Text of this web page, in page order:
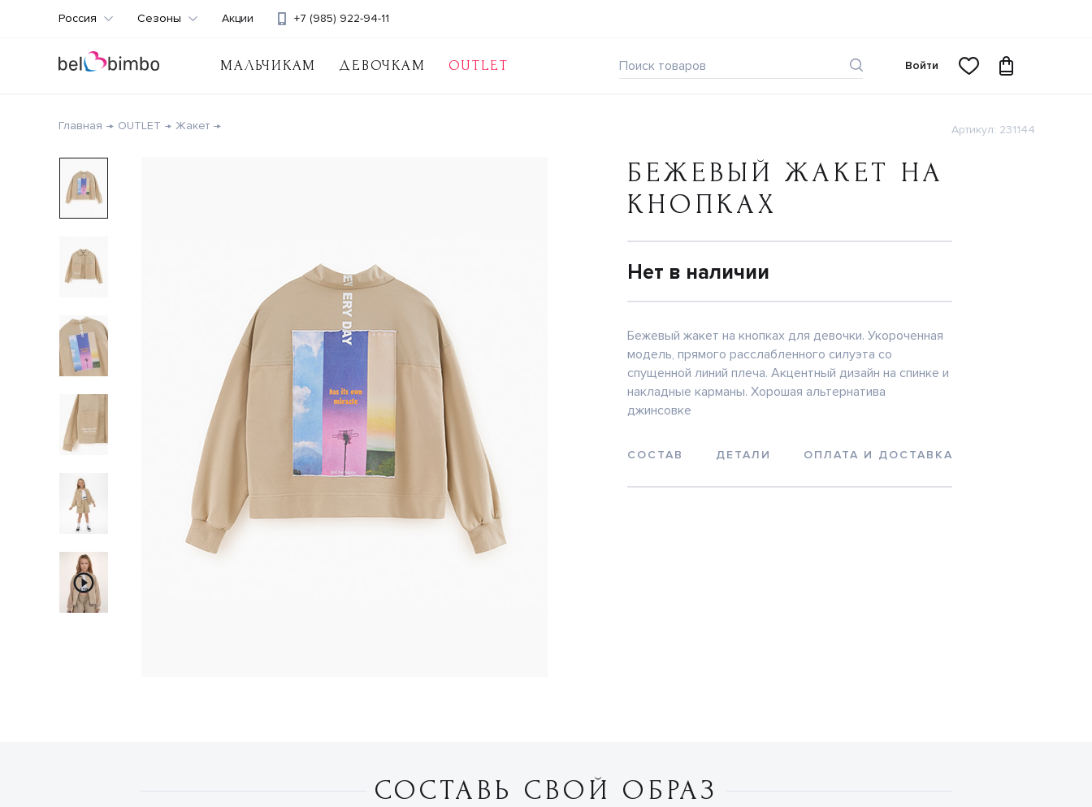
МАЛЬЧИКАМ ДЕВОЧКАМ OUTLET
+7 (985) 922-94-11
Россия Сезоны Акции
Войти
Главная OUTLET Жакет Артикул: 231144
БЕЖЕВЫЙ ЖАКЕТ НА
КНОПКАХ
Нет в наличии
Бежевый жакет на кнопках для девочки. Укороченная
модель, прямого расслабленного силуэта со
спущенной линий плеча. Акцентный дизайн на спинке и
накладные карманы. Хорошая альтернатива
джинсовке
СОСТАВ ДЕТАЛИ ОПЛАТА И ДОСТАВКА
СОСТАВЬ СВОЙ ОБРАЗ